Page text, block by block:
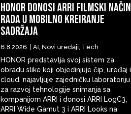
HONOR donosi ARRI filmski način
rada u mobilno kreiranje
sadržaja
6.8.2026. AI, Novi uređaji, Tech
HONOR predstavlja svoj sistem za
obradu slike koji objedinjuje čip, uređaj i
cloud, najavljuje zajedničku laboratoriju
za razvoj tehnologije snimanja sa
kompanijom ARRI i donosi ARRI LogC3,
ARRI Wide Gamut 3 i ARRI Looks na